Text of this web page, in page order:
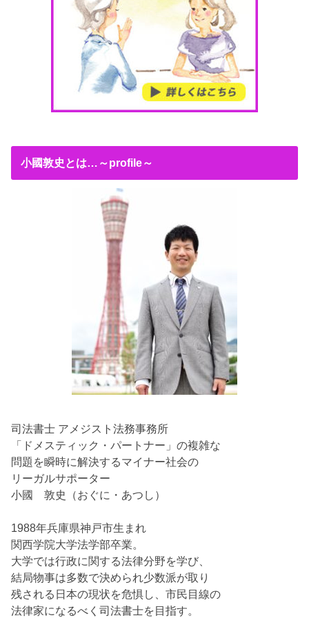
小國敦史とは…～profile～
司法書士 アメジスト法務事務所
「ドメスティック・パートナー」の複雑な
問題を瞬時に解決するマイナー社会の
リーガルサポーター
小國 敦史（おぐに・あつし）
1988年兵庫県神戸市生まれ
関西学院大学法学部卒業。
大学では行政に関する法律分野を学び、
結局物事は多数で決められ少数派が取り
残される日本の現状を危惧し、市民目線の
法律家になるべく司法書士を目指す。